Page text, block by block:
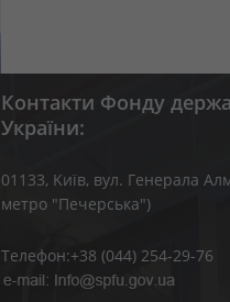
Контакти Фонду
України:
01133, Kиїв, вул. Генерала
метро "Печерська")
Телефон:+38 (044) 254-29-76